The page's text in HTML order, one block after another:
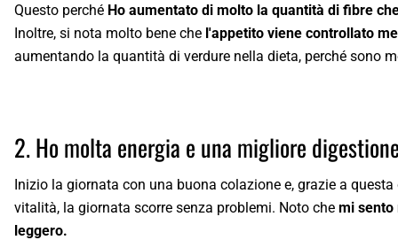
Questo perché Ho aumentato di molto la quantità di fibre
Inoltre, si nota molto bene che l'appetito viene controllato
aumentando la quantità di verdure nella dieta, perché sono
2. Ho molta energia e una migliore
Inizio la giornata con una buona colazione e, grazie a questa
vitalità, la giornata scorre senza problemi. Noto che mi sento
leggero.